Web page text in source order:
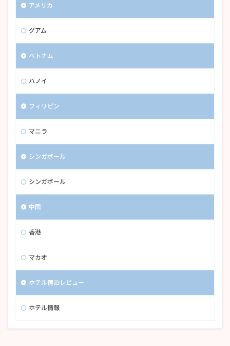
アメリカ
グアム
ベトナム
ハノイ
フィリピン
マニラ
シンガポール
シンガポール
中国
香港
マカオ
ホテル宿泊レビュー
ホテル情報